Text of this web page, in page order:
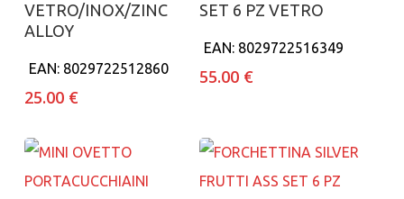
VETRO/INOX/ZINC
ALLOY
EAN: 8029722512860
25.00 €
SET 6 PZ VETRO
EAN: 8029722516349
55.00 €